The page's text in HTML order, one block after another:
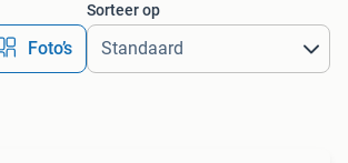
Foto’s
Sorteer op